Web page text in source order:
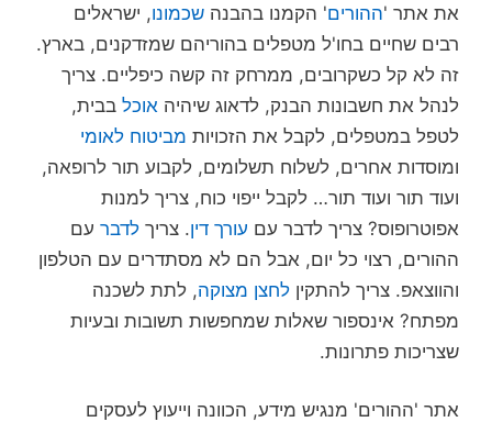
את אתר 'ההורים' הקמנו בהבנה שכמונו, ישראלים
רבים שחיים בחו'ל מטפלים בהוריהם שמזדקנים, בארץ.
זה לא קל כשקרובים, ממרחק זה קשה כיפליים. צריך
לנהל את חשבונות הבנק, לדאוג שיהיה אוכל בבית,
לטפל במטפלים, לקבל את הזכויות מביטוח לאומי
ומוסדות אחרים, לשלוח תשלומים, לקבוע תור לרופאה,
ועוד תור ועוד תור… לקבל ייפוי כוח, צריך למנות
אפוטרופוס? צריך לדבר עם עורך דין. צריך לדבר עם
ההורים, רצוי כל יום, אבל הם לא מסתדרים עם הטלפון
והווצאפ. צריך להתקין לחצן מצוקה, לתת לשכנה
מפתח? אינספור שאלות שמחפשות תשובות ובעיות
שצריכות פתרונות.
אתר 'ההורים' מנגיש מידע, הכוונה וייעוץ לעסקים